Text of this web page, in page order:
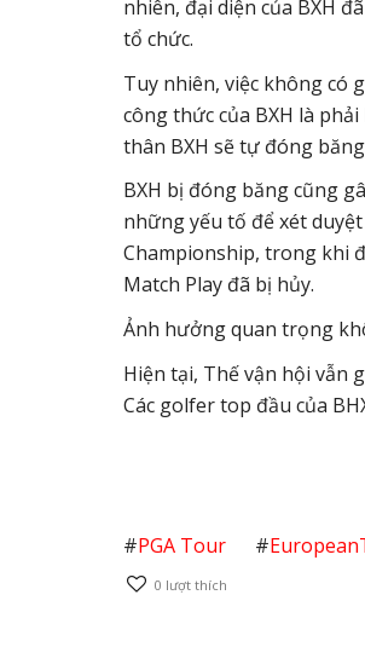
nhiên, đại diện của BXH
tổ chức.
Tuy nhiên, việc không có
công thức của BXH là
thân BXH sẽ tự đóng
BXH bị đóng băng cũng
những yếu tố để xét
Championship, trong khi
Match Play đã bị hủy.
Ảnh hưởng quan trọng
Hiện tại, Thế vận hội vẫn
Các golfer top đầu của
#PGA Tour #
0 lượt thích